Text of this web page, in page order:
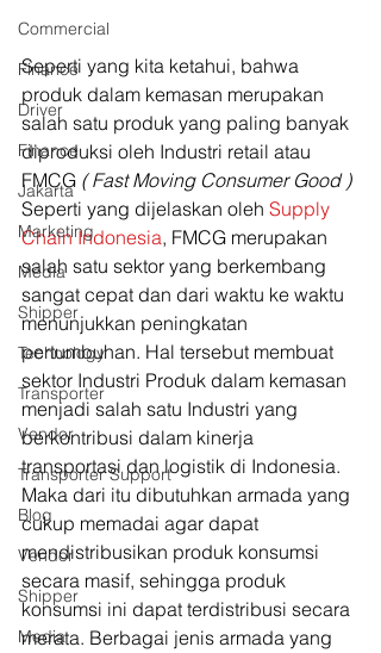
Commercial
Finance
Driver
Finance
Jakarta
Marketing
Media
Shipper
Technology
Transporter
Vendor
Transporter Support
Blog
Vendor
Shipper
Media
Seperti yang kita ketahui, bahwa
produk dalam kemasan merupaka­n
salah satu produk yang paling banyak
diproduksi oleh Industri retail atau
FMCG ( Fast Moving Consumer Good )
Seperti yang dijelaskan oleh Supply
Chain Indonesia, FMCG merupakan
salah satu sektor yang berkembang
sangat cepat dan dari waktu ke waktu
menunjukkan peningkatan
pertumbuhan. Hal tersebut membuat
sektor Industri Produk dalam kemasan
menjadi salah satu Industri yang
berkontribusi dalam kinerja
transportasi dan logistik di Indonesia.
Maka dari itu dibutuhkan armada yang
cukup memadai agar dapat
mendistribusikan produk konsumsi
secara masif, sehingga produk
konsumsi ini dapat terdistribusi secara
merata. Berbagai jenis armada yang